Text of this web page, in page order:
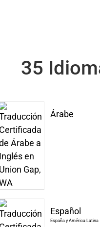
35
Árabe
Español
España y América Latina